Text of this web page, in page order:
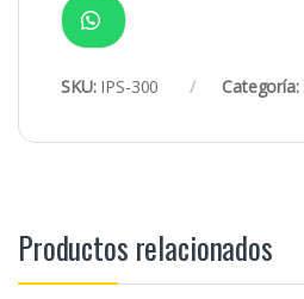
SKU: IPS-300 Categoría:
Productos relacionados